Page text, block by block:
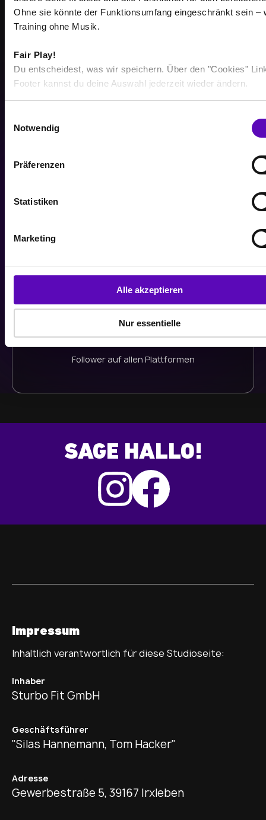
Ohne sie könnte der Funktionsumfang eingeschränkt sein –
Training ohne Musik.
Fair Play!
Du entscheidest, was wir speichern. Über den "Cookies"
Footer kannst du deine Auswahl jederzeit wieder ändern.
w
Notwendig
Präferenzen
Statistiken
Marketing
Alle akzeptieren
Nur essentielle
513
TSD
Workouts im letzten Jahr
21
TSD
Follower auf allen Plattformen
SAGE HALLO!
Impressum
Inhaltlich verantwortlich für diese Studioseite:
Inhaber
Sturbo Fit GmbH
Geschäftsführer
"Silas Hannemann, Tom Hacker"
Adresse
Gewerbestraße 5, 39167 Irxleben